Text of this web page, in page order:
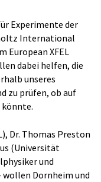
Experimente der
International
European XFEL
dabei helfen, die
unseres
zu prüfen, ob auf
könnte.
Dr. Thomas Preston
(Universität
und
Dornheim und